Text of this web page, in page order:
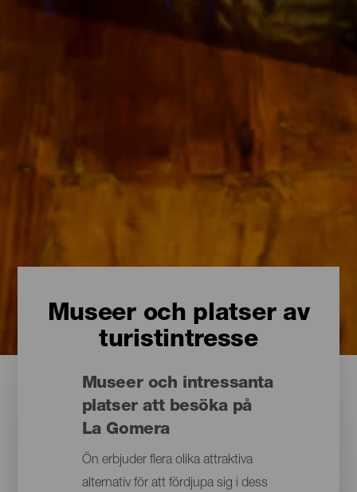
Museer och platser av
turistintresse
Museer och intressanta
platser att besöka på
La Gomera
Ön erbjuder flera olika attraktiva
alternativ för att fördjupa sig i dess